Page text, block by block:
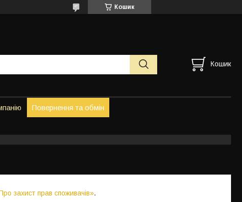
Кошик
Кошик
Повернення та обмін
захист прав споживачів».